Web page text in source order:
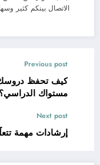
الاتصال بينكم كثير
Previous post
كيف تحفظ
مستواك الدراسي؟
Next post
إرشادات مهمة